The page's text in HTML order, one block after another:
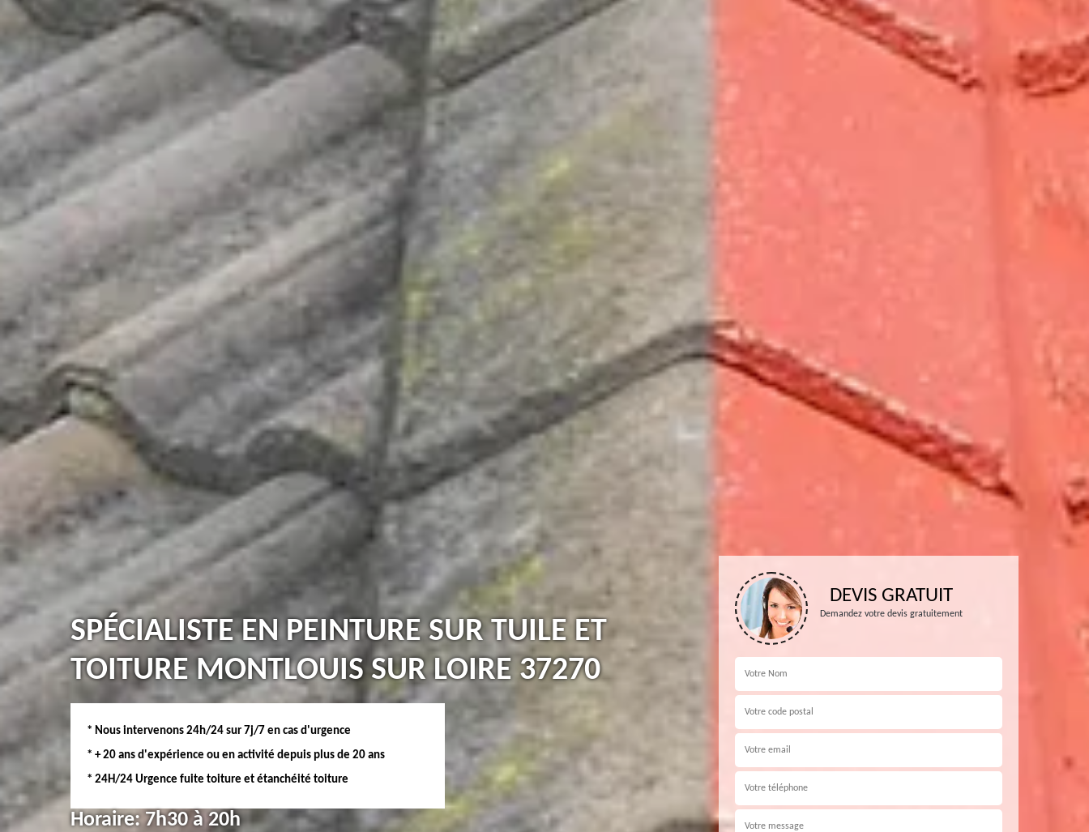
SPÉCIALISTE EN PEINTURE SUR TUILE ET
TOITURE MONTLOUIS SUR LOIRE 37270
* Nous intervenons 24h/24 sur 7j/7 en cas d'urgence
* + 20 ans d'expérience ou en activité depuis plus de 20 ans
* 24H/24 Urgence fuite toiture et étanchéité toiture
Horaire:7h30 à 20h
DEVIS GRATUIT
Demandez votre devis gratuitement